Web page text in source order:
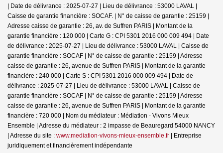
| Date de délivrance : 2025-07-27 | Lieu de délivrance : 53000 LAVAL |
Caisse de garantie financière : SOCAF. | N° de caisse de garantie : 25159 |
Adresse caisse de garantie : 26, av. de Suffren PARIS | Montant de la
garantie financière : 120 000 | Carte G : CPI 5301 2016 000 009 494 | Date
de délivrance : 2025-07-27 | Lieu de délivrance : 53000 LAVAL | Caisse de
garantie financière : SOCAF | N° de caisse de garantie : 25159 | Adresse
caisse de garantie : 26, avenue de Suffren PARIS | Montant de la garantie
financière : 240 000 | Carte S : CPI 5301 2016 000 009 494 | Date de
délivrance : 2025-07-27 | Lieu de délivrance : 53000 LAVAL | Caisse de
garantie financière : SOCAF | N° de caisse de garantie : 25159 | Adresse
caisse de garantie : 26, avenue de Suffren PARIS | Montant de la garantie
financière : 720 000 | Nom du médiateur : Médiation - Vivons Mieux
Ensemble | Adresse du médiateur : 2 impasse de Beauregard 54000 NANCY
| Adresse du site : www.mediation-vivons-mieux-ensemble.fr | Entreprise
juridiquement et financièrement indépendante